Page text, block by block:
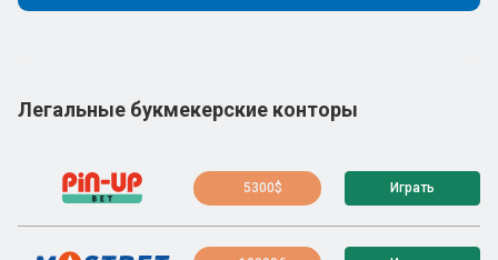
Легальные букмекерские конторы
5300$ Играть